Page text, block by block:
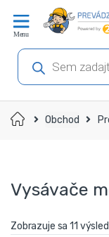
navigáciu
obsah
Products
search
Domov Obchod
Vysávače
Zobrazuje sa 11